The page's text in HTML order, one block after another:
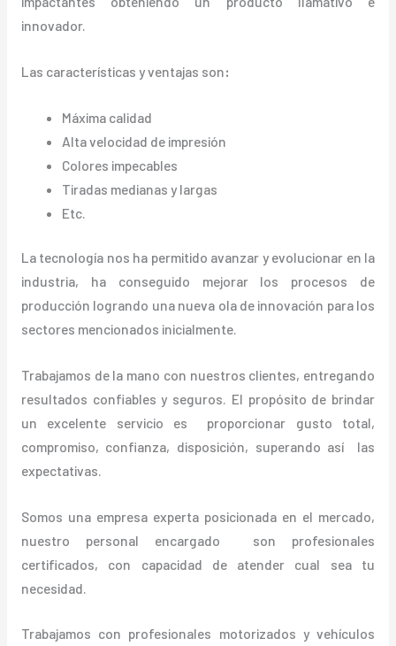
innovador.
Las características y ventajas son:
Máxima calidad
Alta velocidad de impresión
Colores impecables
Tiradas medianas y largas
Etc.
La tecnología nos ha permitido avanzar y evolucionar en la
industria, ha conseguido mejorar los procesos de
producción logrando una nueva ola de innovación para los
sectores mencionados inicialmente.
Trabajamos de la mano con nuestros clientes, entregando
resultados confiables y seguros. El propósito de brindar
un excelente servicio es proporcionar gusto total,
compromiso, confianza, disposición, superando así las
expectativas.
Somos una empresa experta posicionada en el mercado,
nuestro personal encargado son profesionales
certificados, con capacidad de atender cual sea tu
necesidad.
Trabajamos con profesionales motorizados y vehículos